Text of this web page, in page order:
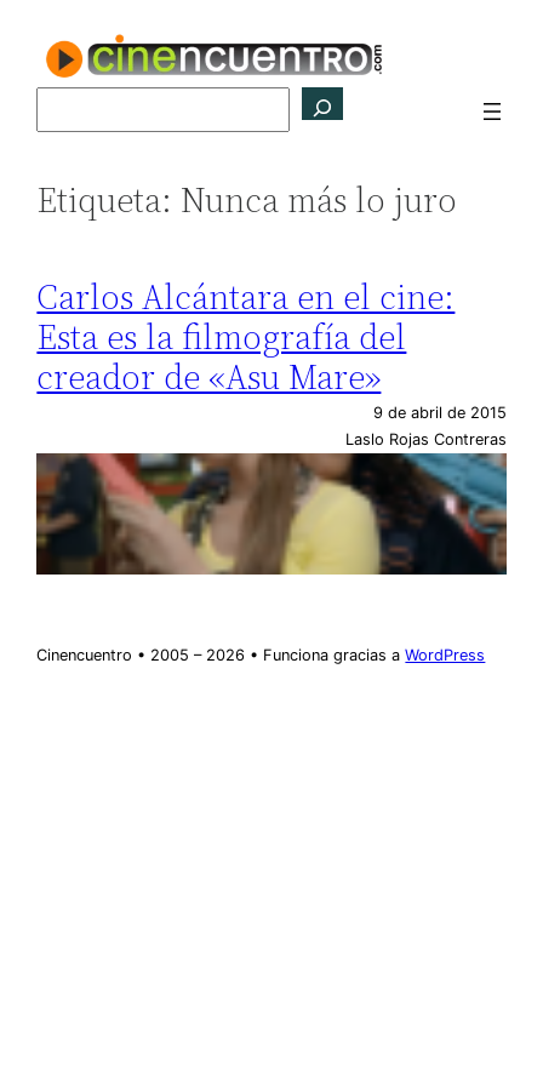
contenido
Etiqueta: Nunca más lo juro
Carlos Alcántara en el cine:
Esta es la filmografía del
creador de «Asu Mare»
9 de abril de 2015
Laslo Rojas Contreras
Cinencuentro • 2005 – 2026 • Funciona gracias aWordPress